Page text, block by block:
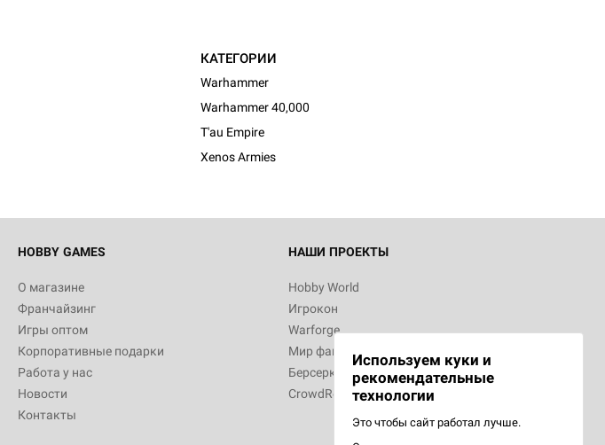
КАТЕГОРИИ
Warhammer
Warhammer 40,000
T'au Empire
Xenos Armies
HOBBY GAMES
О магазине
Франчайзинг
Игры оптом
Корпоративные подарки
Работа у нас
Новости
Контакты
НАШИ ПРОЕКТЫ
Hobby World
Игрокон
Warforge
Мир фантастики
Берсерк
CrowdRepublic
Используем куки и
рекомендательные
технологии
Это чтобы сайт работал лучше.